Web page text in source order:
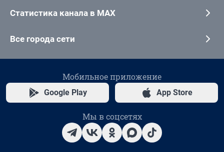
Статистика канала в MAX
Все города сети
Мобильное приложение
Google Play App Store
Мы в соцсетях